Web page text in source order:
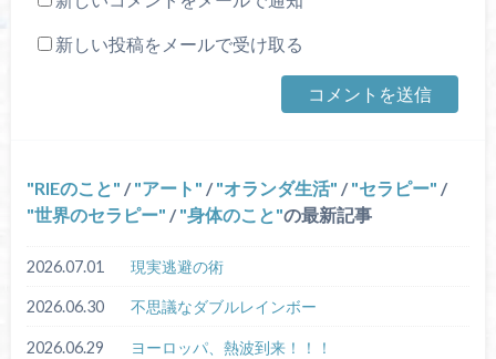
新しい投稿をメールで受け取る
RIEのこと / アート / オランダ生活 / セラピー /
世界のセラピー / 身体のこと の最新記事
2026.07.01 現実逃避の術
2026.06.30 不思議なダブルレインボー
2026.06.29 ヨーロッパ、熱波到来！！！